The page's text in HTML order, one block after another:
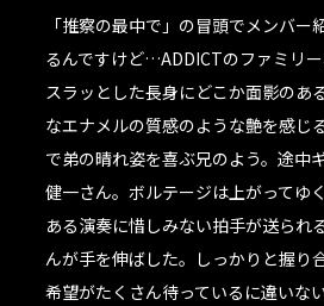
「推察の最中で」の冒頭でメンバ
るんですけど…ADDICTのファミリ
スラッとした長身にどこか面影のあ
なエナメルの質感のような艶を感じ
で弟の晴れ姿を喜ぶ兄のよう。途中
健一さん。ボルテージは上がってゆ
ある演奏に惜しみない拍手が送ら
んが手を伸ばした。しっかりと握り
希望がたくさん待っているに違いない